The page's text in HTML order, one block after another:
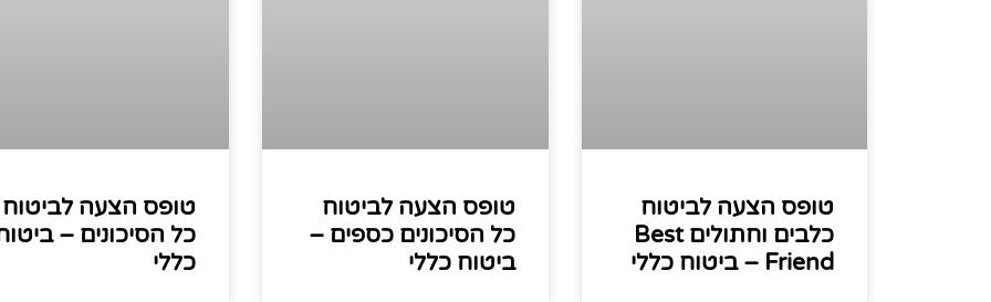
טופס הצעה לביטוח
כלבים וחתולים Best
Friend – ביטוח כללי
טופס הצעה לביטוח
כל הסיכונים כספים –
ביטוח כללי
טופס הצעה לביטוח
כל הסיכונים –
כללי